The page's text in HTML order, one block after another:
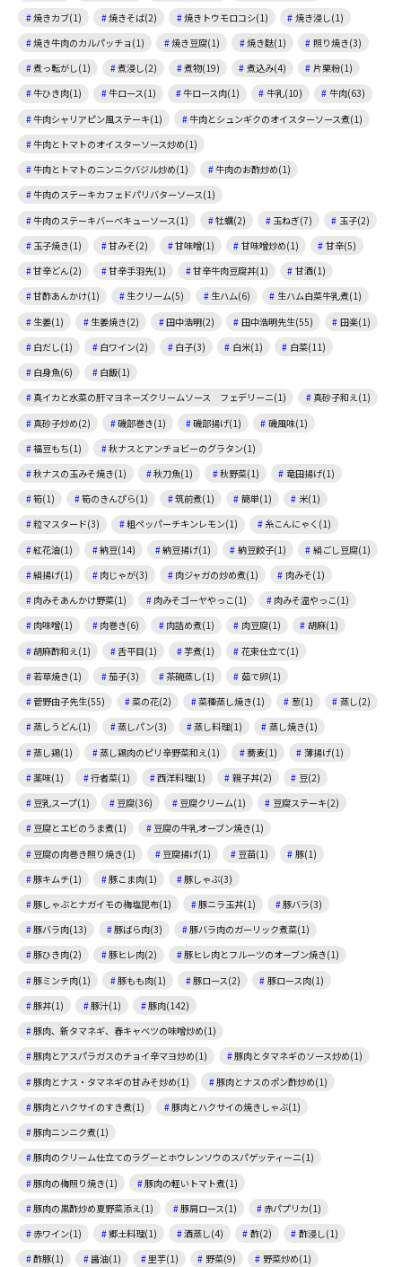
焼きカブ(1) 焼きそば(2) 焼きトウモロコシ(1)
焼き浸し(1)
焼き牛肉のカルパッチョ(1)
焼き豆腐(1) 焼き麩(1)
照り焼き(3)
煮っ転がし(1)
煮浸し(2) 煮物(19) 煮込み(4)
片栗粉(1)
牛ひき肉(1)
牛ロース(1) 牛ロース肉(1) 牛乳(10)
牛肉(63)
牛肉シャリアピン風ステーキ(1)
牛肉とシュンギクのオイスターソース煮(1)
牛肉とトマトのオイスターソース炒め(1)
牛肉とトマトのニンニクバジル炒め(1)
牛肉のお酢炒め(1)
牛肉のステーキカフェドパリバターソース(1)
牛肉のステーキバーベキューソース(1)
牡蠣(2) 玉ねぎ(7)
玉子(2)
玉子焼き(1)
甘みそ(2) 甘味噌(1) 甘味噌炒め(1)
甘辛(5)
甘辛どん(2)
甘辛手羽先(1) 甘辛牛肉豆腐丼(1)
甘酒(1)
甘酢あんかけ(1)
生クリーム(5) 生ハム(6)
生ハム白菜牛乳煮(1)
生姜(1)
生姜焼き(2) 田中浩明(2) 田中浩明先生(55)
田楽(1)
白だし(1)
白ワイン(2) 白子(3) 白米(1)
白菜(11)
白身魚(6)
白飯(1)
真イカと水菜の肝マヨネーズクリームソース フェデリーニ(1)
真砂子和え(1)
真砂子炒め(2)
磯部巻き(1) 磯部揚げ(1)
磯風味(1)
福豆もち(1)
秋ナスとアンチョビーのグラタン(1)
秋ナスの玉みそ焼き(1)
秋刀魚(1) 秋野菜(1)
竜田揚げ(1)
筍(1)
筍のきんぴら(1) 筑前煮(1) 簡単(1)
米(1)
粒マスタード(3)
粗ペッパーチキンレモン(1)
糸こんにゃく(1)
紅花油(1)
納豆(14) 納豆揚げ(1) 納豆餃子(1)
絹ごし豆腐(1)
絹揚げ(1)
肉じゃが(3) 肉ジャガの炒め煮(1)
肉みそ(1)
肉みそあんかけ野菜(1)
肉みそゴーヤやっこ(1)
肉みそ温やっこ(1)
肉味噌(1)
肉巻き(6) 肉詰め煮(1) 肉豆腐(1)
胡麻(1)
胡麻酢和え(1)
舌平目(1) 芋煮(1)
花束仕立て(1)
若草焼き(1)
茄子(3) 茶碗蒸し(1)
茹で卵(1)
菅野由子先生(55)
菜の花(2) 菜種蒸し焼き(1) 葱(1)
蒸し(2)
蒸しうどん(1)
蒸しパン(3) 蒸し料理(1)
蒸し焼き(1)
蒸し鶏(1)
蒸し鶏肉のピリ辛野菜和え(1) 蕎麦(1)
薄揚げ(1)
薬味(1)
行者菜(1) 西洋料理(1) 親子丼(2)
豆(2)
豆乳スープ(1)
豆腐(36) 豆腐クリーム(1)
豆腐ステーキ(2)
豆腐とエビのうま煮(1)
豆腐の牛乳オーブン焼き(1)
豆腐の肉巻き照り焼き(1)
豆腐揚げ(1) 豆苗(1)
豚(1)
豚キムチ(1)
豚こま肉(1)
豚しゃぶ(3)
豚しゃぶとナガイモの梅塩昆布(1)
豚ニラ玉丼(1)
豚バラ(3)
豚バラ肉(13)
豚ばら肉(3)
豚バラ肉のガーリック煮菜(1)
豚ひき肉(2)
豚ヒレ肉(2)
豚ヒレ肉とフルーツのオーブン焼き(1)
豚ミンチ肉(1)
豚もも肉(1) 豚ロース(2)
豚ロース肉(1)
豚丼(1)
豚汁(1)
豚肉(142)
豚肉、新タマネギ、春キャベツの味噌炒め(1)
豚肉とアスパラガスのチョイ辛マヨ炒め(1)
豚肉とタマネギのソース炒め(1)
豚肉とナス・タマネギの甘みそ炒め(1)
豚肉とナスのポン酢炒め(1)
豚肉とハクサイのすき煮(1)
豚肉とハクサイの焼きしゃぶ(1)
豚肉ニンニク煮(1)
豚肉のクリーム仕立てのラグーとホウレンソウのスパゲッティーニ(1)
豚肉の梅照り焼き(1)
豚肉の軽いトマト煮(1)
豚肉の黒酢炒め夏野菜添え(1)
豚肩ロース(1)
赤パプリカ(1)
赤ワイン(1)
郷土料理(1) 酒蒸し(4) 酢(2)
酢浸し(1)
酢豚(1)
醤油(1) 里芋(1) 野菜(9)
野菜炒め(1)